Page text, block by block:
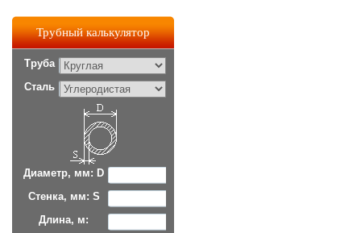
Трубный калькулятор
Труба
Сталь
Диаметр, мм: D
Стенка, мм: S
Длина, м: